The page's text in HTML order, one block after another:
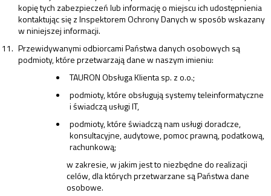
kopię tych zabezpieczeń lub informację o miejscu ich udostępnienia
kontaktując się z Inspektorem Ochrony Danych w sposób wskazany
w niniejszej informacji.
Przewidywanymi odbiorcami Państwa danych osobowych są
podmioty, które przetwarzają dane w naszym imieniu:
TAURON Obsługa Klienta sp. z o.o.;
podmioty, które obsługują systemy teleinformatyczne
i świadczą usługi IT,
podmioty, które świadczą nam usługi doradcze,
konsultacyjne, audytowe, pomoc prawną, podatkową,
rachunkową;
w zakresie, w jakim jest to niezbędne do realizacji
celów, dla których przetwarzane są Państwa dane
osobowe.